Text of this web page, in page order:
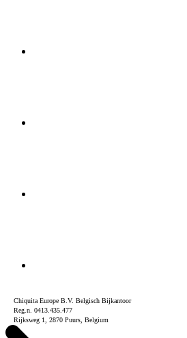
Chiquita Europe B.V. Belgisch Bijkantoor
Reg.n. 0413.435.477
Rijksweg 1, 2870 Puurs, Belgium